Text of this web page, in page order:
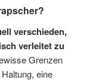
verschieden,
verleitet zu
Grenzen
eine